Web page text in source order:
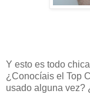
Y esto es todo
¿Conocíais el Top
usado alguna vez?